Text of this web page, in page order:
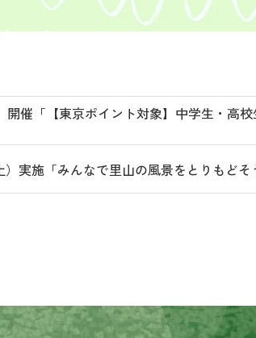
開催「【東京ポイント対象】中学生・高
）実施「みんなで里山の風景をとりもど